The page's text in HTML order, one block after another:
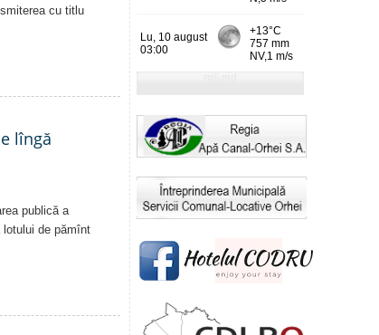
cu titlu
lîngă
publică a
lotului de pămînt